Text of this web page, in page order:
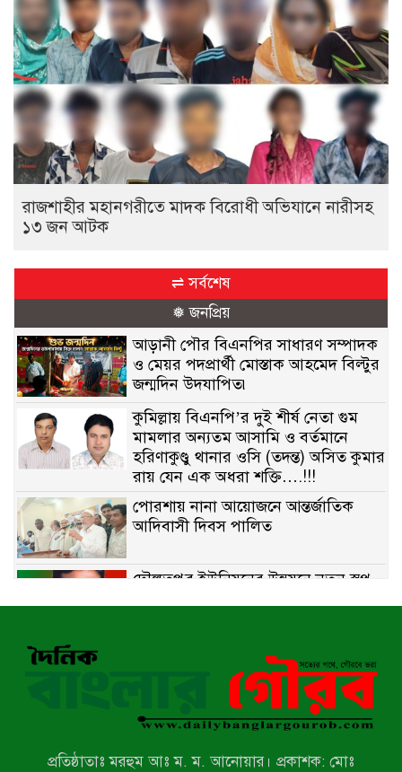
রাজশাহীর মহানগরীতে মাদক বিরোধী অভিযানে নারীসহ
১৩ জন আটক
⇌ সর্বশেষ
❅ জনপ্রিয়
আড়ানী পৌর বিএনপির সাধারণ সম্পাদক
ও মেয়র পদপ্রার্থী মোস্তাক আহমেদ বিল্টুর
জন্মদিন উদযাপিত৷
কুমিল্লায় বিএনপি’র দুই শীর্ষ নেতা গুম
মামলার অন্যতম আসামি ও বর্তমানে
হরিণাকুণ্ডু থানার ওসি (তদন্ত) অসিত কুমার
রায় যেন এক অধরা শক্তি….!!!
পোরশায় নানা আয়োজনে আন্তর্জাতিক
আদিবাসী দিবস পালিত
দৌলতপুর ইউনিয়নের উন্নয়নে নতুন স্বপ্ন
বাকেরগঞ্জে নিষিদ্ধ জালের বিরুদ্ধে
অভিযান, দুই ব্যবসায়ীকে ১ লাখ টাকা
রাজশাহীর মহানগরীতে মাদক বিরোধী
প্রতিষ্ঠাতাঃ মরহুম আঃ ম. ম. আনোয়ার। প্রকাশক: মোঃ